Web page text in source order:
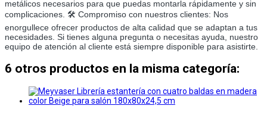
metálicos necesarios para que puedas montarla rápidamente y sin
complicaciones. 🛠️ Compromiso con nuestros clientes: Nos
enorgullece ofrecer productos de alta calidad que se adaptan a tus
necesidades. Si tienes alguna pregunta o necesitas ayuda, nuestro
equipo de atención al cliente está siempre disponible para asistirte.
6 otros productos en la misma categoría: